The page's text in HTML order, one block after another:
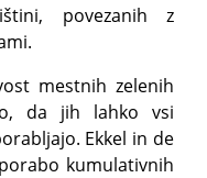
povezanih z
mestnih zelenih
da jih lahko vsi
. Ekkel in de
kumulativnih